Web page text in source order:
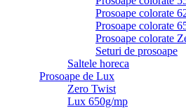
Prosoape colorate
Prosoape colorate
Prosoape colorate
Seturi de prosoape
Saltele horeca
Prosoape de Lux
Zero Twist
Lux 650g/mp